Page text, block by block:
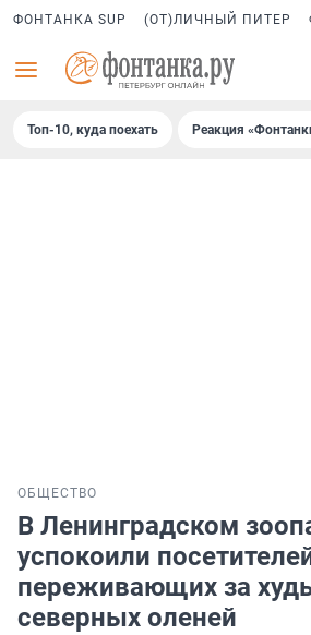
ФОНТАНКА SUP (ОТ)ЛИЧНЫЙ ПИТЕР
Топ-10, куда поехать Реакция
ОБЩЕСТВО
В Ленинградском
успокоили
переживающих за
северных оленей